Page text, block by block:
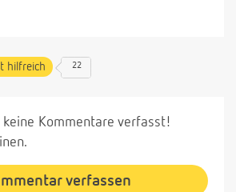
hilfreich 22
keine Kommentare verfasst!
verfassen